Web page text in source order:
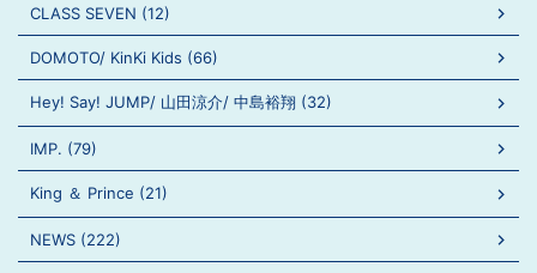
CLASS SEVEN (12)
DOMOTO/ KinKi Kids (66)
Hey! Say! JUMP/ 山田涼介/ 中島裕翔 (32)
IMP. (79)
King ＆ Prince (21)
NEWS (222)